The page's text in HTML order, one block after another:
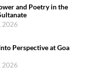
and Poetry in the
2026
Perspective at Goa
2026